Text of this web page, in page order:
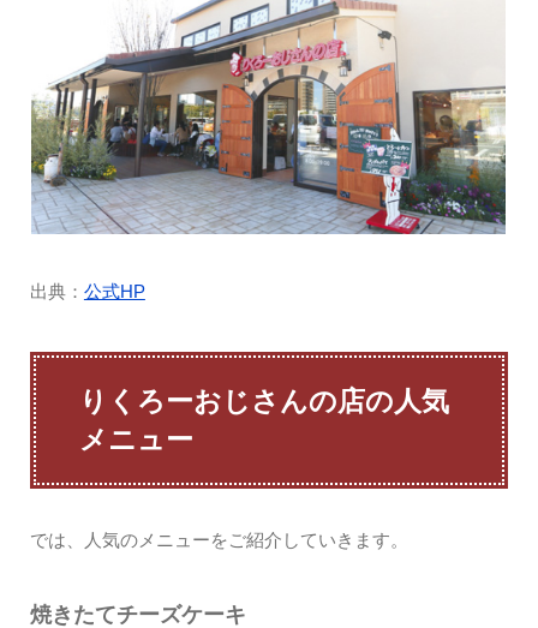
出典： 公式HP
りくろーおじさんの店の人気
メニュー
では、人気のメニューをご紹介していきます。
焼きたてチーズケーキ